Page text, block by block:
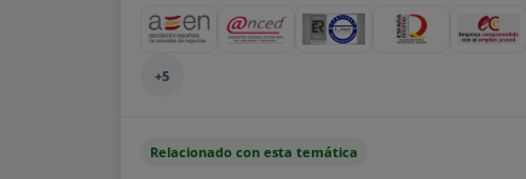
+5
Relacionado con esta temática